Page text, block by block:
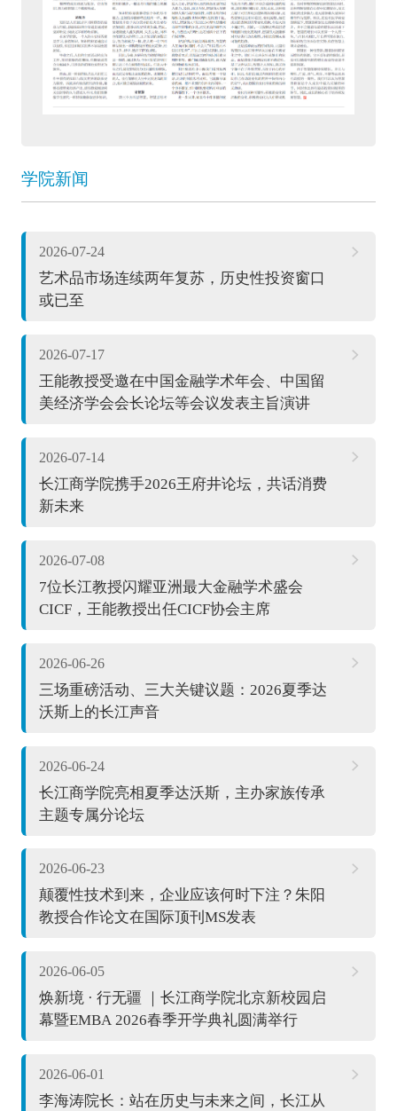
学院新闻
2026-07-24
艺术品市场连续两年复苏，历史性投资窗口
或已至
2026-07-17
王能教授受邀在中国金融学术年会、中国留
美经济学会会长论坛等会议发表主旨演讲
2026-07-14
长江商学院携手2026王府井论坛，共话消费
新未来
2026-07-08
7位长江教授闪耀亚洲最大金融学术盛会
CICF，王能教授出任CICF协会主席
2026-06-26
三场重磅活动、三大关键议题：2026夏季达
沃斯上的长江声音
2026-06-24
长江商学院亮相夏季达沃斯，主办家族传承
主题专属分论坛
2026-06-23
颠覆性技术到来，企业应该何时下注？朱阳
教授合作论文在国际顶刊MS发表
2026-06-05
焕新境 · 行无疆 ｜长江商学院北京新校园启
幕暨EMBA 2026春季开学典礼圆满举行
2026-06-01
李海涛院长：站在历史与未来之间，长江从